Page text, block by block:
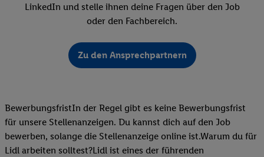
LinkedIn und stelle ihnen deine Fragen über den Job
oder den Fachbereich.
Zu den Ansprechpartnern
BewerbungsfristIn der Regel gibt es keine Bewerbungsfrist
für unsere Stellenanzeigen. Du kannst dich auf den Job
bewerben, solange die Stellenanzeige online ist.Warum du für
Lidl arbeiten solltest?Lidl ist eines der führenden